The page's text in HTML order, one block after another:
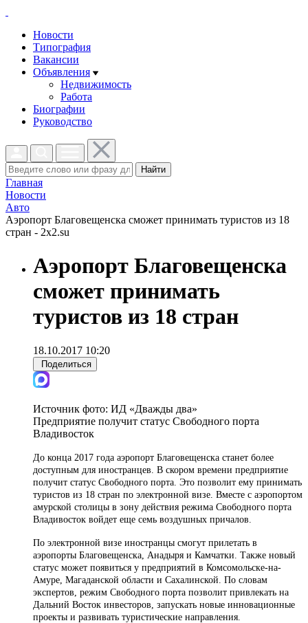
Новости
Типография
Вакансии
Объявления
Недвижимость
Работа
Биографии
Руководство
Найти
Главная
Новости
Авто
Аэропорт Благовещенска сможет принимать туристов из 18
стран - 2x2.su
Аэропорт Благовещенска
сможет принимать
туристов из 18 стран
18.10.2017 10:20
Поделиться
Источник фото: ИД «Дважды два»
Предприятие получит статус Свободного порта
Владивосток
До конца 2017 года аэропорт Благовещенска станет более
доступным для иностранцев. В скором времени предприятие
получит статус Свободного порта. Это позволит ему принимать
туристов из 18 стран по электронной визе. Вместе с аэропортом
амурской столицы в зону действия режима Свободного порта
Владивосток войдет еще семь воздушных причалов.
По электронной визе иностранцы смогут прилетать в
аэропорты Благовещенска, Анадыря и Камчатки. Также новый
статус может появиться у предприятий в Комсомольске-на-
Амуре, Магаданской области и Сахалинской. По словам
экспертов, режим Свободного порта позволит привлекать на
Дальний Восток инвесторов, запускать новые инновационные
проекты и развивать туристические направления.